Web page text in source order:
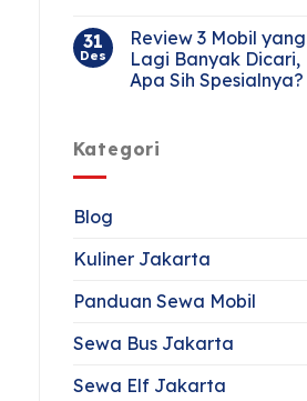
31
Des
Review 3 Mobil yang
Lagi Banyak Dicari,
Apa Sih Spesialnya?
Kategori
Blog
Kuliner Jakarta
Panduan Sewa Mobil
Sewa Bus Jakarta
Sewa Elf Jakarta